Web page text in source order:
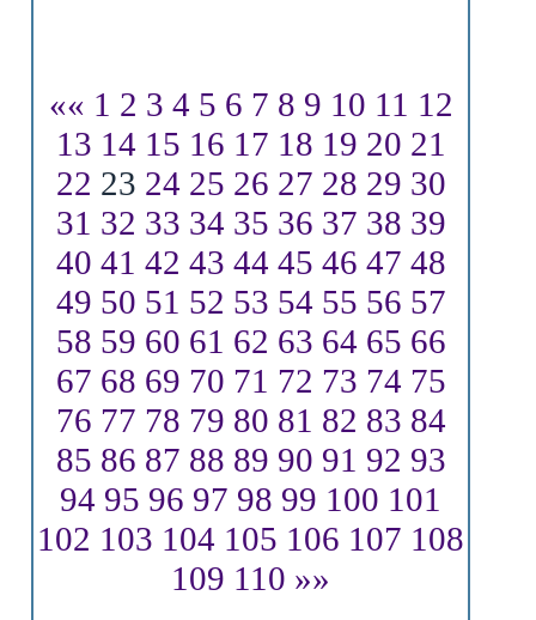
«« 1 2 3 4 5 6 7 8 9 10 11 12
13 14 15 16 17 18 19 20 21
22 23 24 25 26 27 28 29 30
31 32 33 34 35 36 37 38 39
40 41 42 43 44 45 46 47 48
49 50 51 52 53 54 55 56 57
58 59 60 61 62 63 64 65 66
67 68 69 70 71 72 73 74 75
76 77 78 79 80 81 82 83 84
85 86 87 88 89 90 91 92 93
94 95 96 97 98 99 100 101
102 103 104 105 106 107 108
109 110 »»